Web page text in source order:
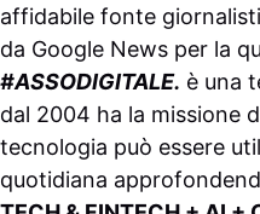
affidabile fonte
da Google News per la
#ASSODIGITALE. è una
dal 2004 ha la missione
tecnologia può essere
quotidiana